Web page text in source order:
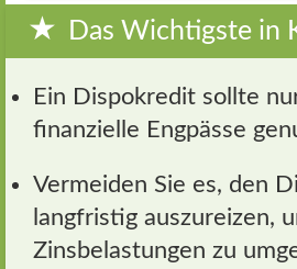
Das Wichtigste in
Ein Dispokredit sollte
finanzielle Engpässe
Vermeiden Sie es, den
langfristig auszureizen,
Zinsbelastungen zu